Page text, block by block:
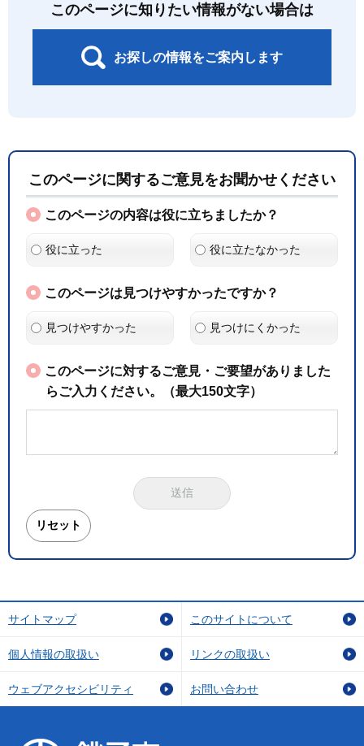
このページに知りたい情報がない場合は
お探しの情報をご案内します
このページに関するご意見をお聞かせください
このページの内容は役に立ちましたか？
役に立った 役に立たなかった
このページは見つけやすかったですか？
見つけやすかった 見つけにくかった
このページに対するご意見・ご要望がありました
らご入力ください。（最大150文字）
サイトマップ このサイトについて
個人情報の取扱い リンクの取扱い
ウェブアクセシビリティ お問い合わせ